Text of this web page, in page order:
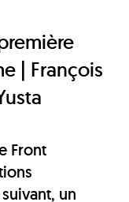
| François
Front
un